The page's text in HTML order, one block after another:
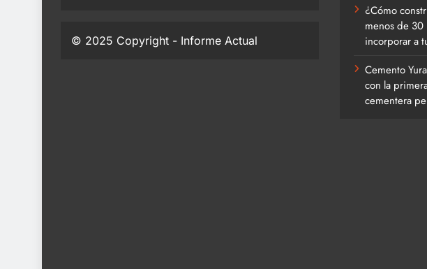
© 2025 Copyright - Informe Actual
¿Cómo
menos de
incorporar a
Cemento
con la
cementera